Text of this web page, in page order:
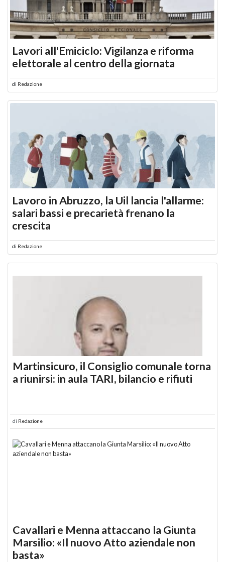
Lavori all'Emiciclo: Vigilanza e riforma
elettorale al centro della giornata
di Redazione
Lavoro in Abruzzo, la Uil lancia l'allarme:
salari bassi e precarietà frenano la
crescita
di Redazione
Martinsicuro, il Consiglio comunale torna
a riunirsi: in aula TARI, bilancio e rifiuti
di Redazione
Cavallari e Menna attaccano la Giunta
Marsilio: «Il nuovo Atto aziendale non
basta»